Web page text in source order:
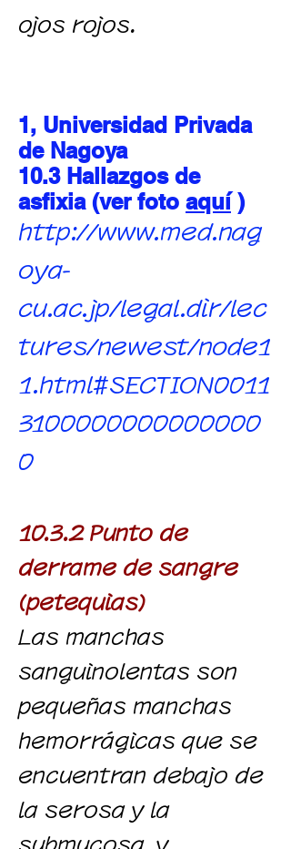
ojos rojos.
1, Universidad Privada
de Nagoya
10.3 Hallazgos de
asfixia (ver foto aquí)
http://www.med.nag
oya-
cu.ac.jp/legal.dir/lec
tures/newest/node1
1.html#SECTION0011
3100000000000000
0
10.3.2 Punto de
derrame de sangre
(petequias)
Las manchas
sanguinolentas son
pequeñas manchas
hemorrágicas que se
encuentran debajo de
la serosa y la
submucosa, y